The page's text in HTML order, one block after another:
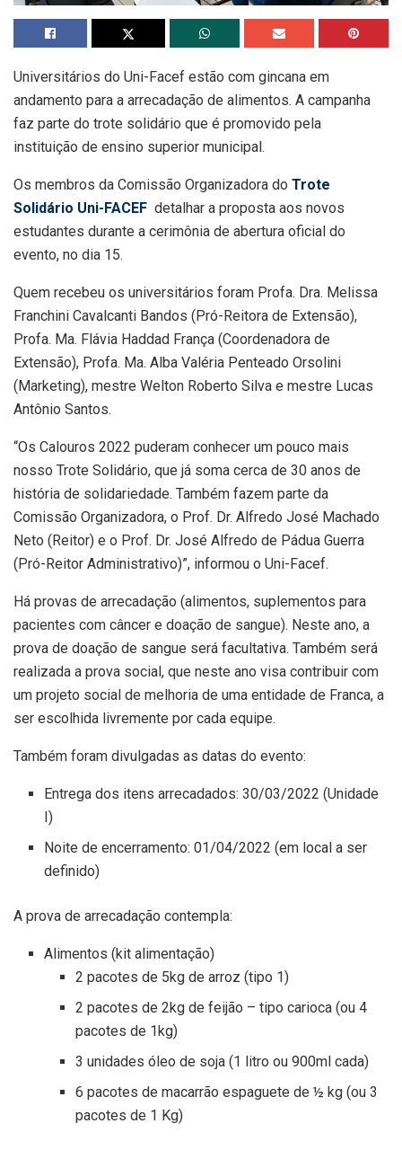
Universitários do Uni-Facef estão com gincana em
andamento para a arrecadação de alimentos. A campanha
faz parte do trote solidário que é promovido pela
instituição de ensino superior municipal.
Os membros da Comissão Organizadora do Trote
Solidário Uni-FACEF detalhar a proposta aos novos
estudantes durante a cerimônia de abertura oficial do
evento, no dia 15.
Quem recebeu os universitários foram Profa. Dra. Melissa
Franchini Cavalcanti Bandos (Pró-Reitora de Extensão),
Profa. Ma. Flávia Haddad França (Coordenadora de
Extensão), Profa. Ma. Alba Valéria Penteado Orsolini
(Marketing), mestre Welton Roberto Silva e mestre Lucas
Antônio Santos.
“Os Calouros 2022 puderam conhecer um pouco mais
nosso Trote Solidário, que já soma cerca de 30 anos de
história de solidariedade. Também fazem parte da
Comissão Organizadora, o Prof. Dr. Alfredo José Machado
Neto (Reitor) e o Prof. Dr. José Alfredo de Pádua Guerra
(Pró-Reitor Administrativo)”, informou o Uni-Facef.
Há provas de arrecadação (alimentos, suplementos para
pacientes com câncer e doação de sangue). Neste ano, a
prova de doação de sangue será facultativa. Também será
realizada a prova social, que neste ano visa contribuir com
um projeto social de melhoria de uma entidade de Franca, a
ser escolhida livremente por cada equipe.
Também foram divulgadas as datas do evento:
Entrega dos itens arrecadados: 30/03/2022 (Unidade
I)
Noite de encerramento: 01/04/2022 (em local a ser
definido)
A prova de arrecadação contempla:
Alimentos (kit alimentação)
2 pacotes de 5kg de arroz (tipo 1)
2 pacotes de 2kg de feijão – tipo carioca (ou 4
pacotes de 1kg)
3 unidades óleo de soja (1 litro ou 900ml cada)
6 pacotes de macarrão espaguete de ½ kg (ou 3
pacotes de 1 Kg)